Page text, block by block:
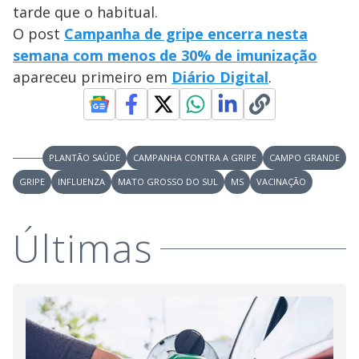
tarde que o habitual.
O post Campanha de gripe encerra nesta
semana com menos de 30% de imunização
apareceu primeiro em Diário Digital.
PLANTÃO SAÚDE CAMPANHA CONTRA A GRIPE
CAMPO GRANDE
GRIPE
INFLUENZA MATO GROSSO DO SUL MS VACINAÇÃO
Últimas